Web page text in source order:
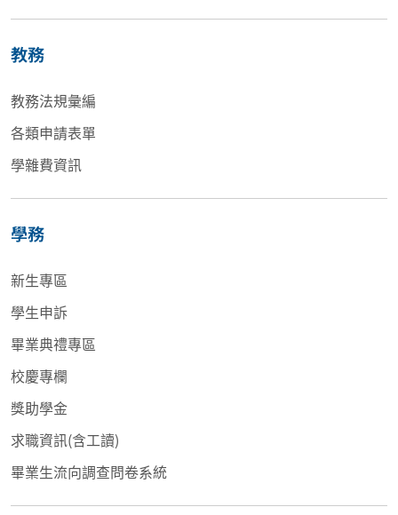
教務
教務法規彙編
各類申請表單
學雜費資訊
學務
新生專區
學生申訴
畢業典禮專區
校慶專欄
獎助學金
求職資訊(含工讀)
畢業生流向調查問卷系統